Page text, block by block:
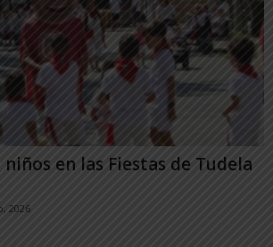
en las Fiestas de Tudela
2026